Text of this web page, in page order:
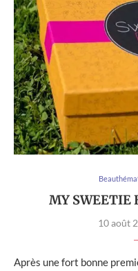
MY SWEETIE
10 août
Après une fort bonne